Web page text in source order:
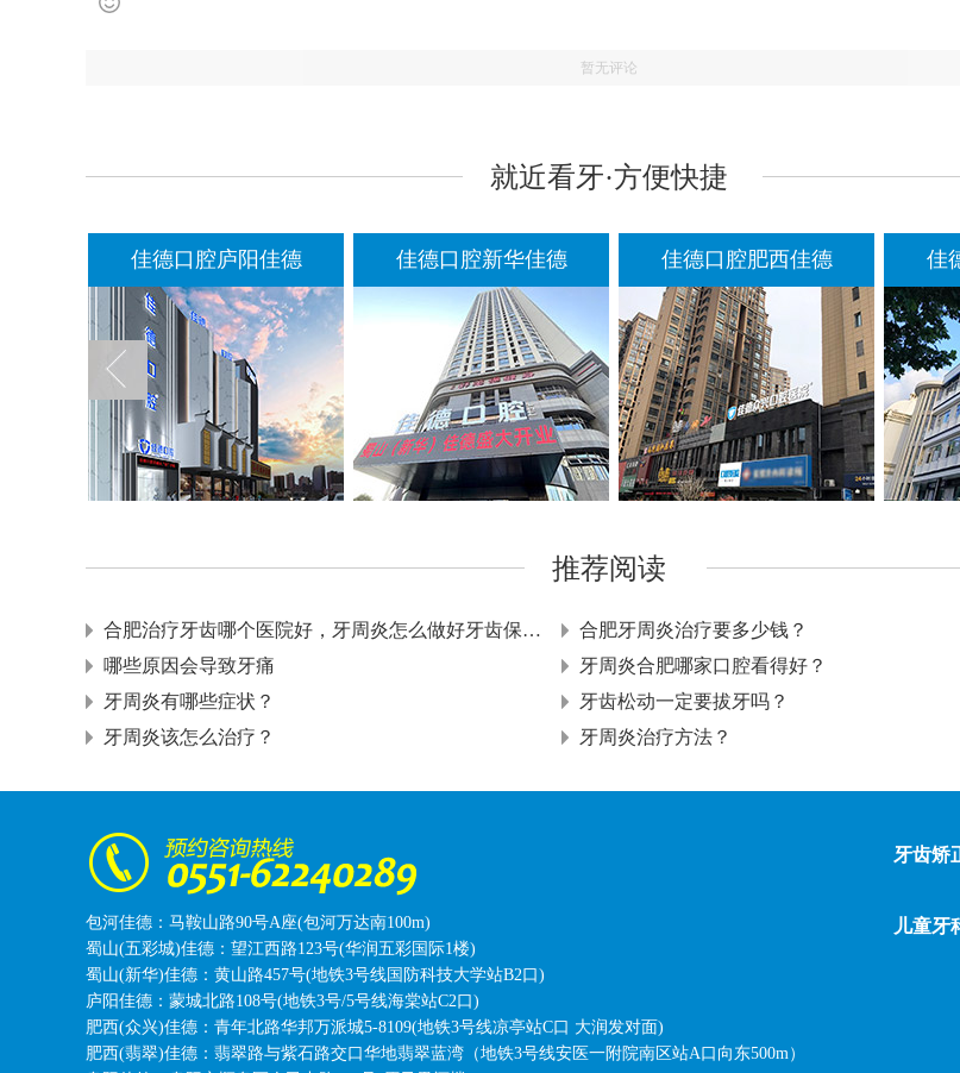
暂无评论
就近看牙·方便快捷
佳德口腔庐阳佳德 佳德口腔新华佳德 佳德口腔肥西佳德 佳
推荐阅读
合肥治疗牙齿哪个医院好，牙周炎怎么做好牙齿保养？
合肥牙周炎治疗要多少钱？
哪些原因会导致牙痛
牙周炎合肥哪家口腔看得好？
牙周炎有哪些症状？
牙齿松动一定要拔牙吗？
牙周炎该怎么治疗？
牙周炎治疗方法？
包河佳德：马鞍山路90号A座(包河万达南100m)
蜀山(五彩城)佳德：望江西路123号(华润五彩国际1楼)
蜀山(新华)佳德：黄山路457号(地铁3号线国防科技大学站B2口)
庐阳佳德：蒙城北路108号(地铁3号/5号线海棠站C2口)
肥西(众兴)佳德：青年北路华邦万派城5-8109(地铁3号线凉亭站C口 大润发对面)
肥西(翡翠)佳德：翡翠路与紫石路交口华地翡翠蓝湾（地铁3号线安医一附院南区站A口向东500m）
牙齿矫
儿童牙